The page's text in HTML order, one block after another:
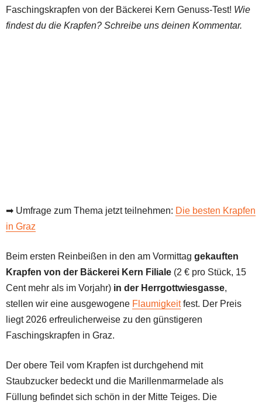
Faschingskrapfen von der Bäckerei Kern Genuss-Test! Wie
findest du die Krapfen? Schreibe uns deinen Kommentar.
➡ Umfrage zum Thema jetzt teilnehmen: Die besten Krapfen
in Graz
Beim ersten Reinbeißen in den am Vormittag gekauften
Krapfen von der Bäckerei Kern Filiale (2 € pro Stück, 15
Cent mehr als im Vorjahr) in der Herrgottwiesgasse,
stellen wir eine ausgewogene Flaumigkeitfest. Der Preis
liegt 2026 erfreulicherweise zu den günstigeren
Faschingskrapfen in Graz.
Der obere Teil vom Krapfen ist durchgehend mit
Staubzucker bedeckt und die Marillenmarmelade als
Füllung befindet sich schön in der Mitte Teiges. Die